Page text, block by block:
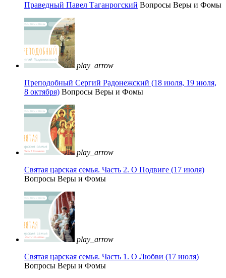
Праведный Павел Таганрогский Вопросы Веры и Фомы
play_arrow
Преподобный Сергий Радонежский (18 июля, 19 июля,
8 октября) Вопросы Веры и Фомы
play_arrow
Святая царская семья. Часть 2. О Подвиге (17 июля)
Вопросы Веры и Фомы
play_arrow
Святая царская семья. Часть 1. О Любви (17 июля)
Вопросы Веры и Фомы